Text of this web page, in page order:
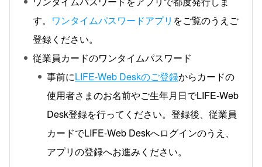
す。 ワンタイムパスワードアプリ をご覧のうえご
登録ください。
従業員カードのワンタイムパスワード
事前にLIFE-Web Deskのご登録からカードの
使用者さまのお名前やご生年月日でLIFE-Web
Desk登録を行ってください。登録後、従業員
カードでLIFE-Web Deskへログインのうえ、
アプリの登録へお進みください。